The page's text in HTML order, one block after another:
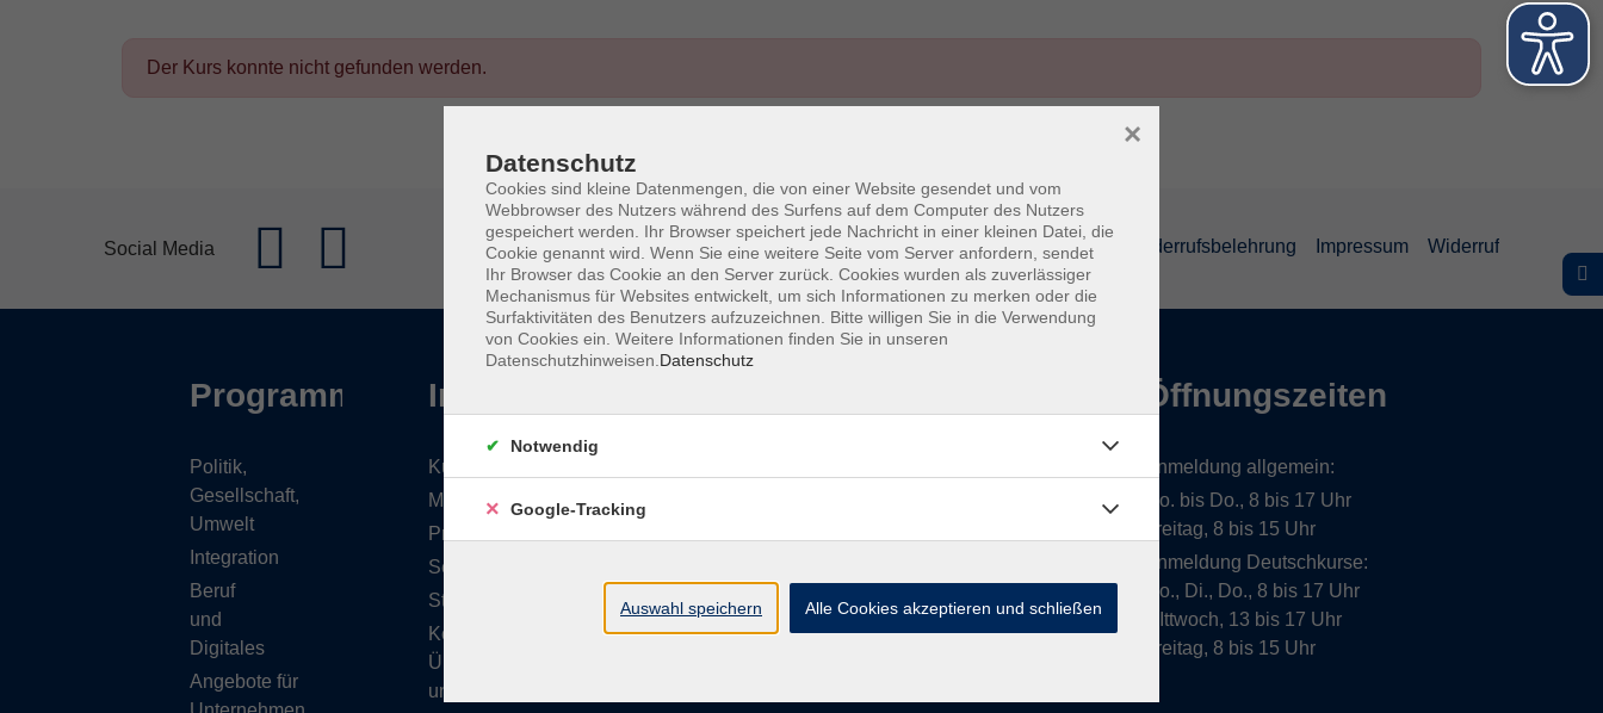
Der Kurs konnte nicht gefunden werden.
Social Media AGB Datenschutzerklärung Barrierefreiheitserklärung Widerrufsbelehrung Impressum Widerruf
Programm
Politik,
Gesellschaft,
Umwelt
Integration
Beruf
und
Digitales
Angebote für
Inhalte
Kursübersicht
Musikschule
Projekte
Service
Stellenangebote
Kontakt/
Über
uns
Öffnungszeiten
Anmeldung allgemein:
Mo. bis Do., 8 bis 17 Uhr
Freitag, 8 bis 15 Uhr
Anmeldung Deutschkurse:
Mo., Di., Do., 8 bis 17 Uhr
MIttwoch, 13 bis 17 Uhr
Freitag, 8 bis 15 Uhr
Datenschutz
Cookies sind kleine Datenmengen, die von einer Website gesendet und vom
Webbrowser des Nutzers während des Surfens auf dem Computer des Nutzers
gespeichert werden. Ihr Browser speichert jede Nachricht in einer kleinen Datei, die
Cookie genannt wird. Wenn Sie eine weitere Seite vom Server anfordern, sendet
Ihr Browser das Cookie an den Server zurück. Cookies wurden als zuverlässiger
Mechanismus für Websites entwickelt, um sich Informationen zu merken oder die
Surfaktivitäten des Benutzers aufzuzeichnen. Bitte willigen Sie in die Verwendung
von Cookies ein. Weitere Informationen finden Sie in unseren
Datenschutzhinweisen. Datenschutz
×
Notwendig
Google-Tracking
Auswahl speichern Alle Cookies akzeptieren und schließen